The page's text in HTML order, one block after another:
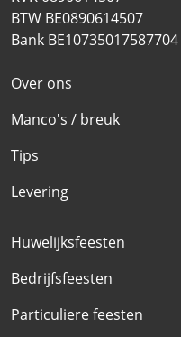
BTW BE0890614507
Bank BE10735017587704
Over ons
Manco's / breuk
Tips
Levering
Huwelijksfeesten
Bedrijfsfeesten
Particuliere feesten